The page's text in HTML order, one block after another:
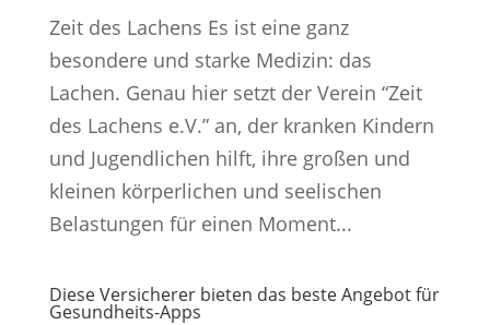
Zeit des Lachens Es ist eine ganz
besondere und starke Medizin: das
Lachen. Genau hier setzt der Verein “Zeit
des Lachens e.V.” an, der kranken Kindern
und Jugendlichen hilft, ihre großen und
kleinen körperlichen und seelischen
Belastungen für einen Moment...
Diese Versicherer bieten das beste Angebot für
Gesundheits-Apps